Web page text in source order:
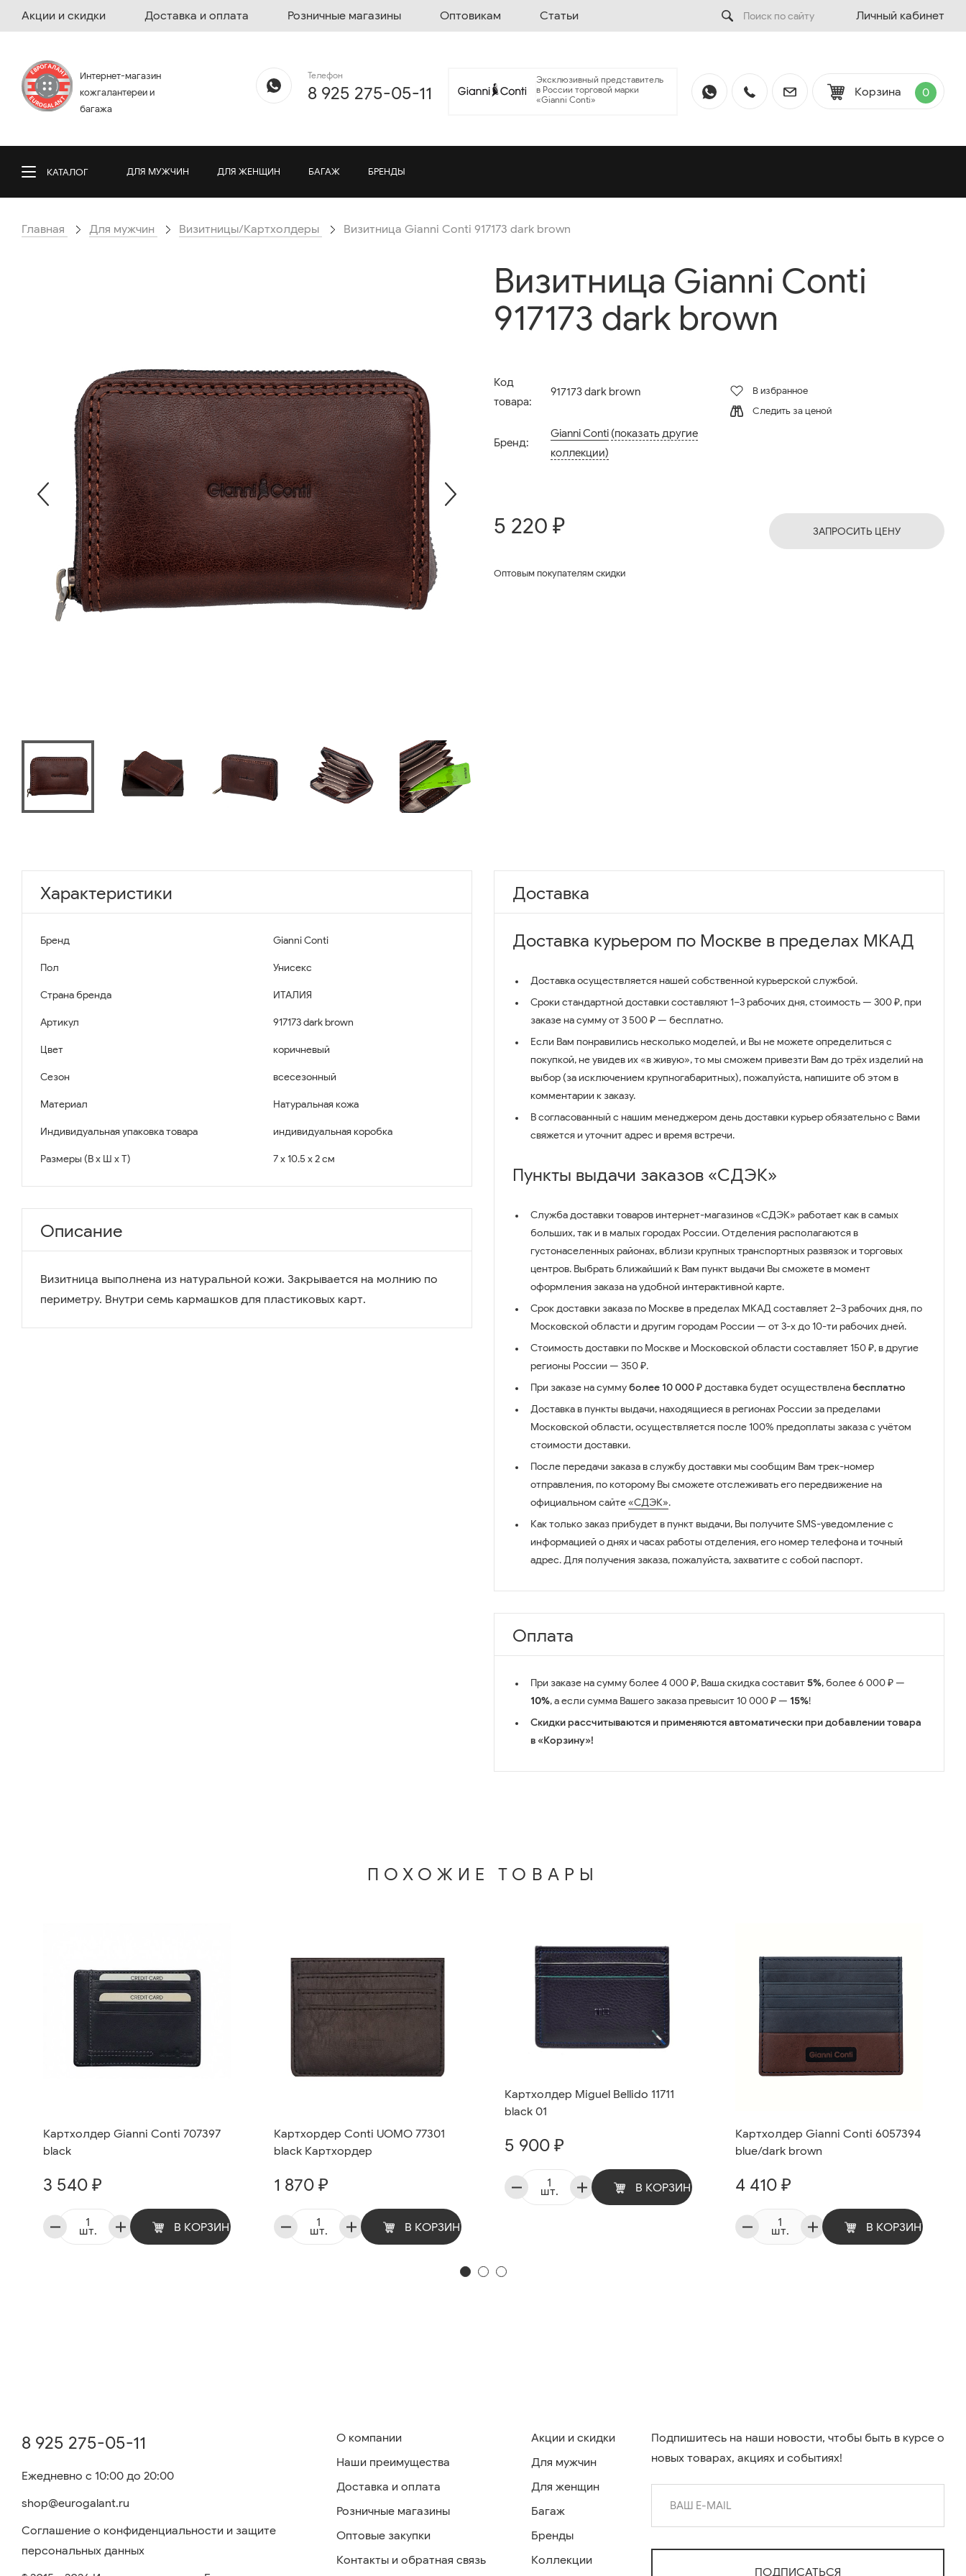
Акции и скидки Доставка и оплата Розничные магазины Оптовикам Статьи Личный кабинет
Интернет-магазин
кожгалантереи и
багажа
Телефон
8 925 275-05-11
Эксклюзивный представитель
в России торговой марки
«Gianni Conti»
Корзина 0
КАТАЛОГ ДЛЯ МУЖЧИН ДЛЯ ЖЕНЩИН БАГАЖ БРЕНДЫ
Главная Для мужчин Визитницы/Картхолдеры Визитница Gianni Conti 917173 dark brown
Визитница Gianni Conti
917173 dark brown
Код
товара:
917173 dark brown
Бренд:
Gianni Conti (показать другие
коллекции)
В избранное
Следить за ценой
5 220 ₽
Оптовым покупателям скидки
ЗАПРОСИТЬ ЦЕНУ
Характеристики
Бренд Gianni Conti
Пол Унисекс
Страна бренда ИТАЛИЯ
Артикул 917173 dark brown
Цвет коричневый
Сезон всесезонный
Материал Натуральная кожа
Индивидуальная упаковка товара индивидуальная коробка
Размеры (В x Ш x Т) 7 x 10.5 x 2 см
Описание
Визитница выполнена из натуральной кожи. Закрывается на молнию по
периметру. Внутри семь кармашков для пластиковых карт.
Доставка
Доставка курьером по Москве в пределах МКАД
Доставка осуществляется нашей собственной курьерской службой.
Сроки стандартной доставки составляют 1–3 рабочих дня, стоимость — 300 ₽, при
заказе на сумму от 3 500 ₽ — бесплатно.
Если Вам понравились несколько моделей, и Вы не можете определиться с
покупкой, не увидев их «в живую», то мы сможем привезти Вам до трёх изделий на
выбор (за исключением крупногабаритных), пожалуйста, напишите об этом в
комментарии к заказу.
В согласованный с нашим менеджером день доставки курьер обязательно с Вами
свяжется и уточнит адрес и время встречи.
Пункты выдачи заказов «СДЭК»
Служба доставки товаров интернет-магазинов «СДЭК» работает как в самых
больших, так и в малых городах России. Отделения располагаются в
густонаселенных районах, вблизи крупных транспортных развязок и торговых
центров. Выбрать ближайший к Вам пункт выдачи Вы сможете в момент
оформления заказа на удобной интерактивной карте.
Срок доставки заказа по Москве в пределах МКАД составляет 2–3 рабочих дня, по
Московской области и другим городам России — от 3-х до 10-ти рабочих дней.
Стоимость доставки по Москве и Московской области составляет 150 ₽, в другие
регионы России — 350 ₽.
При заказе на суммуболее 10 000 ₽доставка будет осуществленабесплатно
Доставка в пункты выдачи, находящиеся в регионах России за пределами
Московской области, осуществляется после 100% предоплаты заказа с учётом
стоимости доставки.
После передачи заказа в службу доставки мы сообщим Вам трек-номер
отправления, по которому Вы сможете отслеживать его передвижение на
официальном сайте«СДЭК».
Как только заказ прибудет в пункт выдачи, Вы получите SMS-уведомление с
информацией о днях и часах работы отделения, его номер телефона и точный
адрес. Для получения заказа, пожалуйста, захватите с собой паспорт.
Оплата
При заказе на сумму более 4 000 ₽, Ваша скидка составит5%, более 6 000 ₽ —
10%, а если сумма Вашего заказа превысит 10 000 ₽ — 15%!
Скидки рассчитываются и применяются автоматически при добавлении товара
в «Корзину»!
ПОХОЖИЕ ТОВАРЫ
Картхолдер Gianni Conti 707397
black
3 540 ₽
шт. В КОРЗИНУ
Картхордер Conti UOMO 77301
black Картхордер
1 870 ₽
шт. В КОРЗИНУ
Картхолдер Miguel Bellido 11711
black 01
5 900 ₽
шт. В КОРЗИНУ
Картхолдер Gianni Conti 6057394
blue/dark brown
4 410 ₽
шт. В КОРЗИНУ
8 925 275-05-11
Ежедневно с 10:00 до 20:00
shop@eurogalant.ru
Соглашение о конфиденциальности и защите
персональных данных
О компании
Наши преимущества
Доставка и оплата
Розничные магазины
Оптовые закупки
Контакты и обратная связь
Акции и скидки
Для мужчин
Для женщин
Багаж
Бренды
Коллекции
Подпишитесь на наши новости, чтобы быть в курсе о
новых товарах, акциях и событиях!